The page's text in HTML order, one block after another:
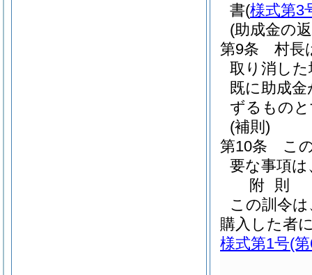
書(様式第3
(助成金の
第9条
村長
取り消し
既に助成
ずるもの
(補則)
第10条
こ
要な事項
附 則
この訓令
購入した者
様式第1号(